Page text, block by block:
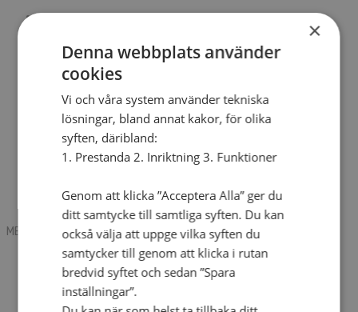
Mobile box
Kontakt
Tidning
Annonsera
Hitta församling
Press
SAU
Lediga tjänster
Sommargårdar
MENU
MENU
Search mobile
English
Hej! Vad söker du?
Kontakt
×
Denna webbplats använder
cookies
Vi och våra system använder tekniska
lösningar, bland annat kakor, för olika
syften, däribland:
1. Prestanda 2. Inriktning 3. Funktioner
Genom att klicka ”Acceptera Alla” ger du
ditt samtycke till samtliga syften. Du kan
också välja att uppge vilka syften du
samtycker till genom att klicka i rutan
bredvid syftet och sedan ”Spara
inställningar”.